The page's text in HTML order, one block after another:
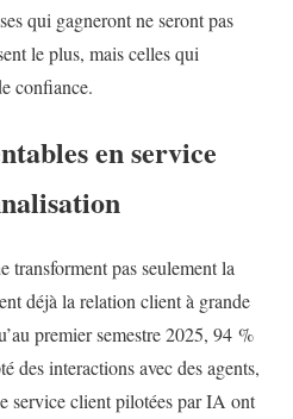
qui gagneront ne seront pas
le plus, mais celles qui
confiance.
en service
transforment pas seulement la
déjà la relation client à grande
premier semestre 2025, 94 %
des interactions avec des agents,
service client pilotées par IA ont